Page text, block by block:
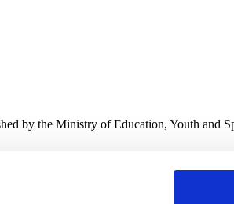
by the Ministry of Education, Youth and